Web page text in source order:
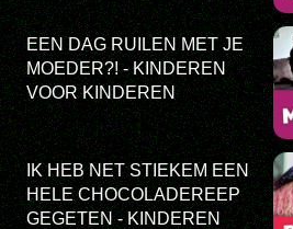
EEN DAG RUILEN MET JE
MOEDER?! - KINDEREN
VOOR KINDEREN
IK HEB NET STIEKEM EEN
HELE CHOCOLADEREEP
GEGETEN - KINDEREN